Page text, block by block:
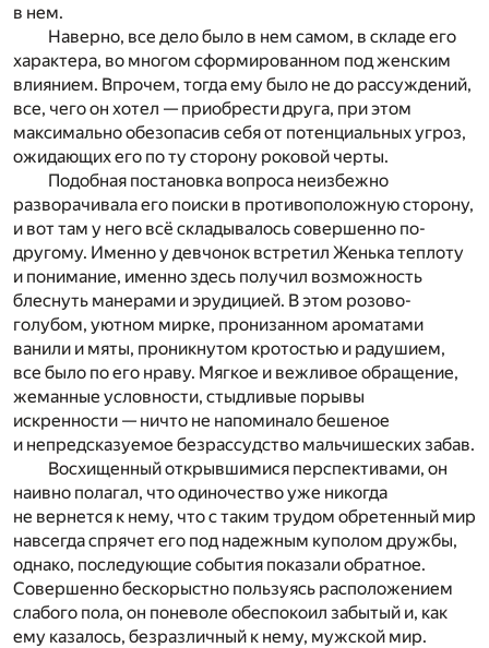
в нем.
Наверно, все дело было в нем самом, в складе его
характера, во многом сформированном под женским
влиянием. Впрочем, тогда ему было не до рассуждений,
все, чего он хотел — приобрести друга, при этом
максимально обезопасив себя от потенциальных угроз,
ожидающих его по ту сторону роковой черты.
Подобная постановка вопроса неизбежно
разворачивала его поиски в противоположную сторону,
и вот там у него всё складывалось совершенно по-
другому. Именно у девчонок встретил Женька теплоту
и понимание, именно здесь получил возможность
блеснуть манерами и эрудицией. В этом розово-
голубом, уютном мирке, пронизанном ароматами
ванили и мяты, проникнутом кротостью и радушием,
все было по его нраву. Мягкое и вежливое обращение,
жеманные условности, стыдливые порывы
искренности — ничто не напоминало бешеное
и непредсказуемое безрассудство мальчишеских забав.
Восхищенный открывшимися перспективами, он
наивно полагал, что одиночество уже никогда
не вернется к нему, что с таким трудом обретенный мир
навсегда спрячет его под надежным куполом дружбы,
однако, последующие события показали обратное.
Совершенно бескорыстно пользуясь расположением
слабого пола, он поневоле обеспокоил забытый и, как
ему казалось, безразличный к нему, мужской мир.